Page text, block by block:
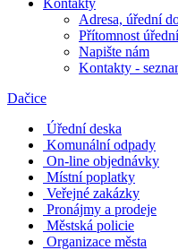
Kontakty
Adresa, úřední
Přítomnost
Napište nám
Kontakty -
Dačice
Úřední deska
Komunální odpady
On-line objednávky
Místní poplatky
Veřejné zakázky
Pronájmy a prodeje
Městská policie
Organizace města